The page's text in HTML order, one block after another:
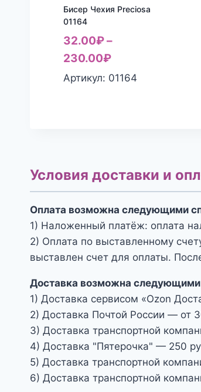
Бисер Чехия Preciosa
01164
32.00₽–
230.00₽
Артикул: 01164
Условия доставки и
Оплата возможна следующими
1) Наложенный платёж: оплата
2) Оплата по выставленному
выставлен счет для оплаты.
Доставка возможна следующими
1) Доставка сервисом «Ozon
2) Доставка Почтой России — от
3) Доставка транспортной
4) Доставка "Пятерочка" — 250
5) Доставка транспортной
6) Доставка транспортной